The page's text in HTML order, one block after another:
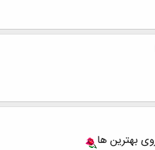
بهترین ها